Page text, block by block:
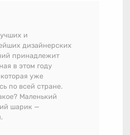
и
дизайнерских
принадлежит
в этом году
уже
по всей стране.
Маленький
шарик —